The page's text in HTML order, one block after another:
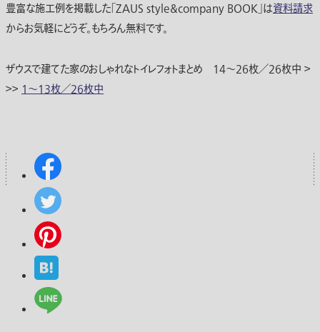
豊富な施工例を掲載した「ZAUS style&company BOOK」は資料請求
からお気軽にどうぞ。もちろん無料です。
ザウスで建てた家のおしゃれなトイレフォトまとめ 14～26枚／26枚中 ＞
＞＞ 1～13枚／26枚中